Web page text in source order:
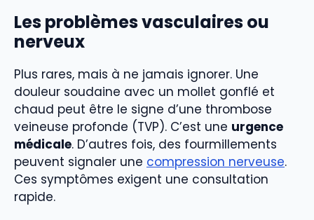
Les problèmes vasculaires ou
nerveux
Plus rares, mais à ne jamais ignorer. Une
douleur soudaine avec un mollet gonflé et
chaud peut être le signe d’une thrombose
veineuse profonde (TVP). C’est une urgence
médicale. D’autres fois, des fourmillements
peuvent signaler une compression nerveuse.
Ces symptômes exigent une consultation
rapide.